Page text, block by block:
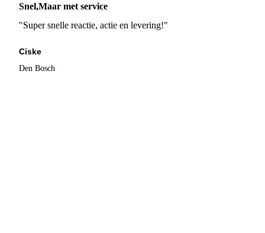
Snel,Maar met service
"Super snelle reactie, actie en levering!"
Ciske
Den Bosch